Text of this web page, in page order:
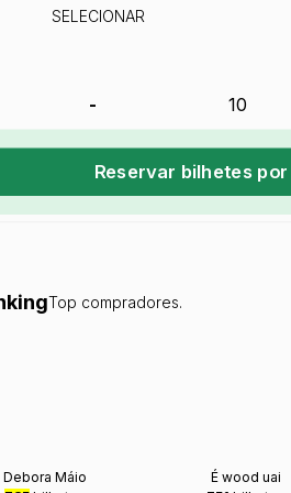
SELECIONAR
-
Reservar bilhetes por
Top compradores.
Debora Máio
É wood uai